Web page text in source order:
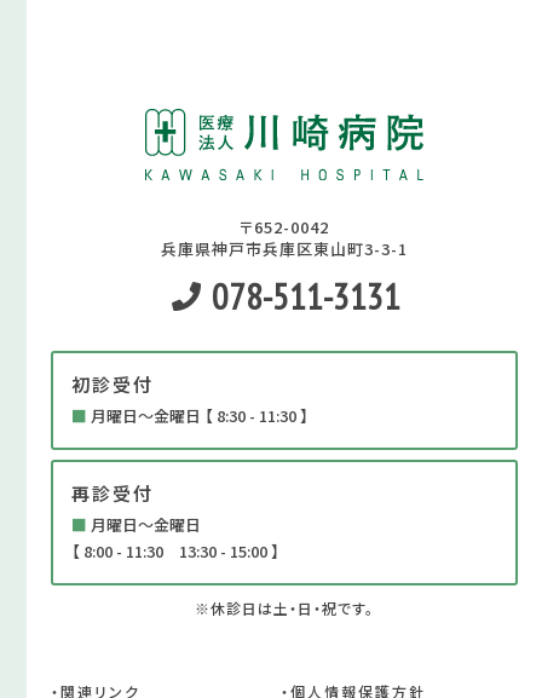
〒652-0042
兵庫県神戸市兵庫区東山町3-3-1
078-511-3131
初診受付
■ 月曜日～金曜日 【 8:30 - 11:30 】
再診受付
■ 月曜日～金曜日
【 8:00 - 11:30 13:30 - 15:00 】
※休診日は土・日・祝です。
・関連リンク ・個人情報保護方針